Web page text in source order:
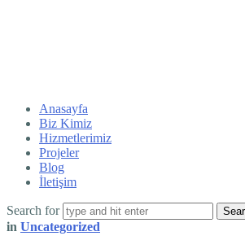
Anasayfa
Biz Kimiz
Hizmetlerimiz
Projeler
Blog
İletişim
Search for
in Uncategorized